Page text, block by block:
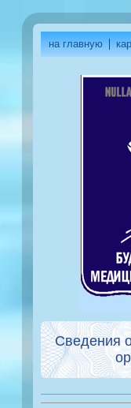
на главную
Сведения